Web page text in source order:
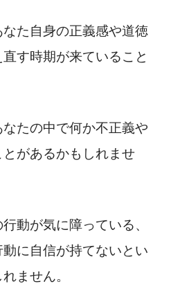
た自身の正義感や道徳
す時期が来ていること
たの中で何か不正義や
があるかもしれませ
動が気に障っている、
に自信が持てないとい
ません。